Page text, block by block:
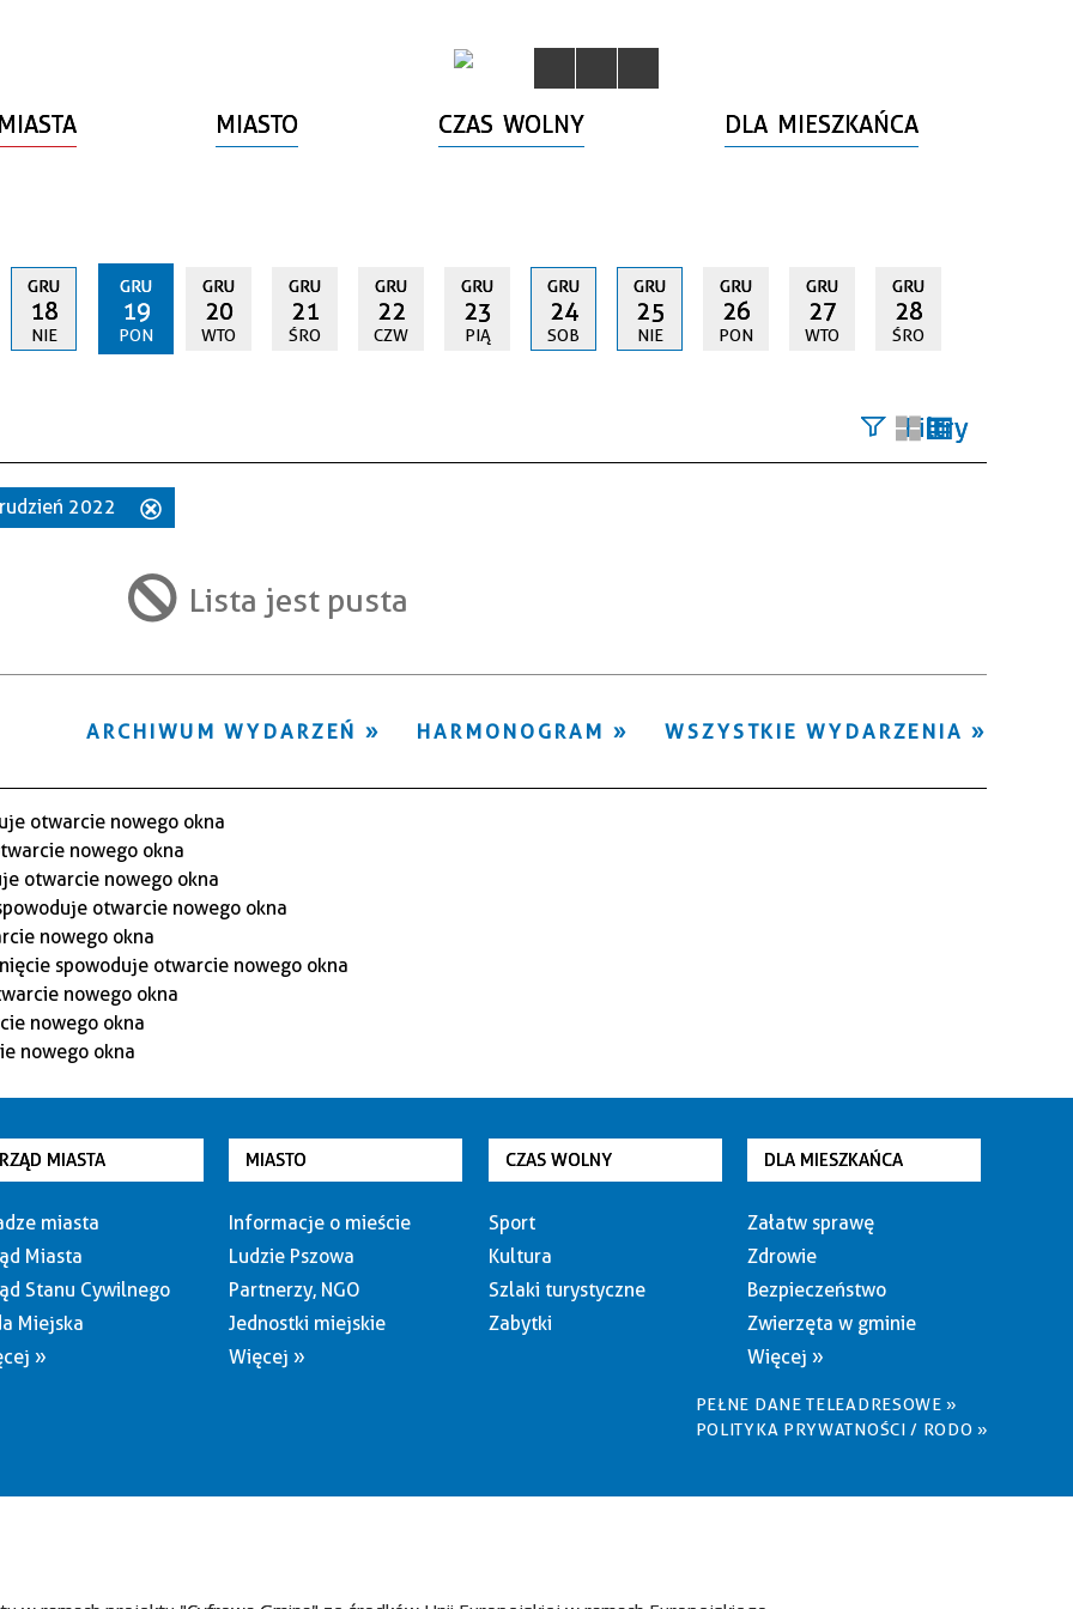
MIASTO CZAS WOLNY DLA MIESZKAŃCA
GRU
18
NIE
GRU
19
PON
GRU
20
WTO
GRU
21
ŚRO
GRU
22
CZW
GRU
23
PIĄ
GRU
24
SOB
GRU
25
NIE
GRU
26
PON
GRU
27
WTO
GRU
28
ŚRO
Filtry
Miejsce
2022
filtr
Lista jest pusta
WSZYSTKIE WYDARZENIA
HARMONOGRAM
ARCHIWUM WYDARZEŃ
MIASTA
miasta
Miasta
Stanu Cywilnego
Miejska
»
MIASTO
Informacje o mieście
Ludzie Pszowa
Partnerzy, NGO
Jednostki miejskie
Więcej »
CZAS WOLNY
Sport
Kultura
Szlaki turystyczne
Zabytki
DLA MIESZKAŃCA
Załatw sprawę
Zdrowie
Bezpieczeństwo
Zwierzęta w gminie
Więcej »
PEŁNE DANE TELEADRESOWE »
POLITYKA PRYWATNOŚCI / RODO »